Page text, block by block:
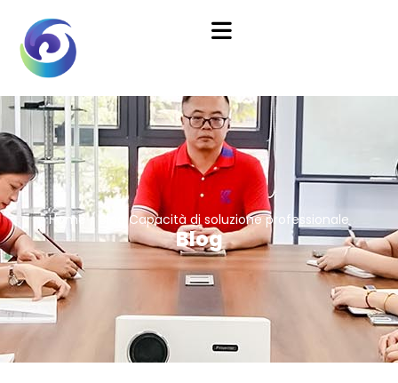
Home / Blog Capacità di soluzione professionale
Blog